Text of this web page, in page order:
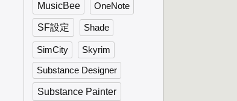
MusicBee OneNote
SF設定 Shade
SimCity Skyrim
Substance Designer
Substance Painter